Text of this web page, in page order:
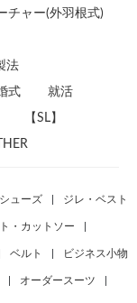
チャー(外羽根式)
法
式 就活
【SL】
シューズ ジレ・ベスト
・カットソー
ベルト ビジネス小物
オーダースーツ